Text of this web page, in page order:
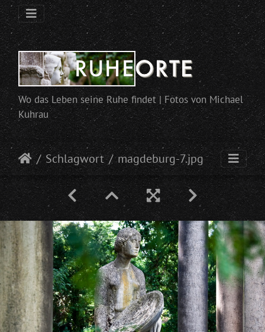
Wo das Leben seine Ruhe findet | Fotos von Michael
Kuhrau
Schlagwort magdeburg-7.jpg